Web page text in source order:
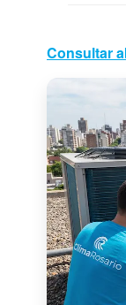
Consultar